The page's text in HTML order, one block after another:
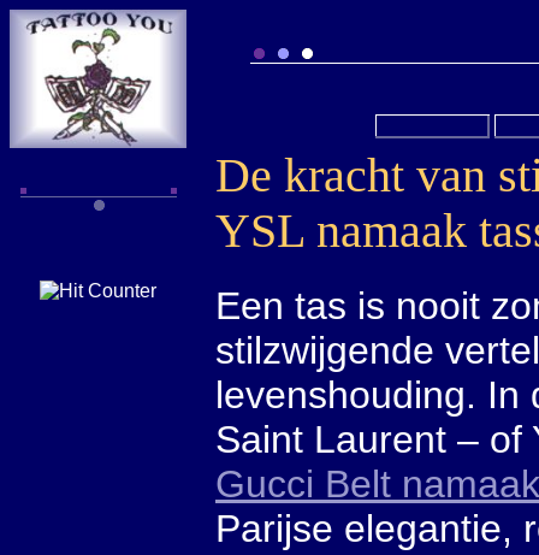
De kracht van
YSL namaak
Een tas is nooit
stilzwijgende
levenshouding. In
Saint Laurent – of
Gucci Belt namaak
Parijse elegantie,